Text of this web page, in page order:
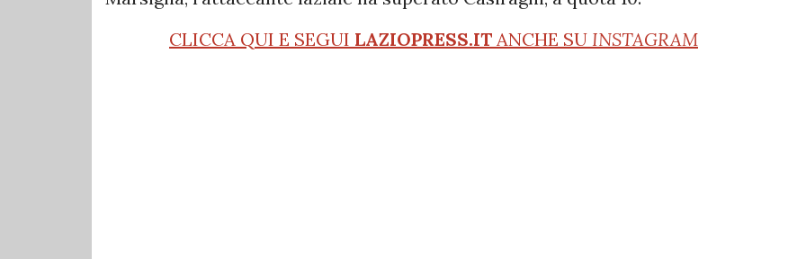
CLICCA QUI E SEGUI LAZIOPRESS.IT ANCHE SU INSTAGRAM